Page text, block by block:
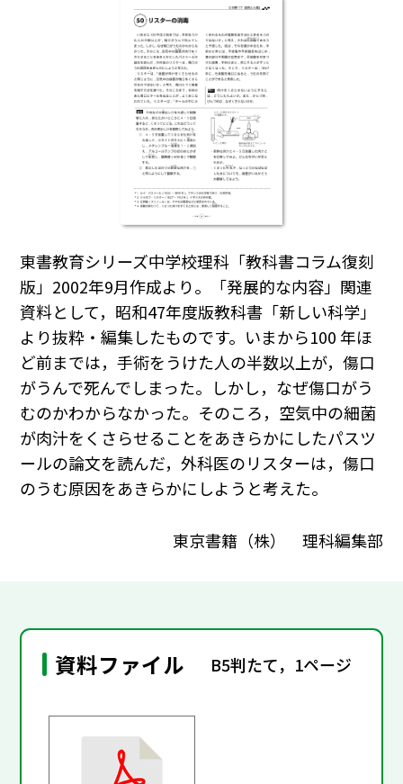
東書教育シリーズ中学校理科「教科書コラム復刻
版」2002年9月作成より。「発展的な内容」関連
資料として，昭和47年度版教科書「新しい科学」
より抜粋・編集したものです。いまから100 年ほ
ど前までは，手術をうけた人の半数以上が，傷口
がうんで死んでしまった。しかし，なぜ傷口がう
むのかわからなかった。そのころ，空気中の細菌
が肉汁をくさらせることをあきらかにしたパスツ
ールの論文を読んだ，外科医のリスターは，傷口
のうむ原因をあきらかにしようと考えた。
東京書籍（株） 理科編集部
資料ファイル B5判たて，1ページ